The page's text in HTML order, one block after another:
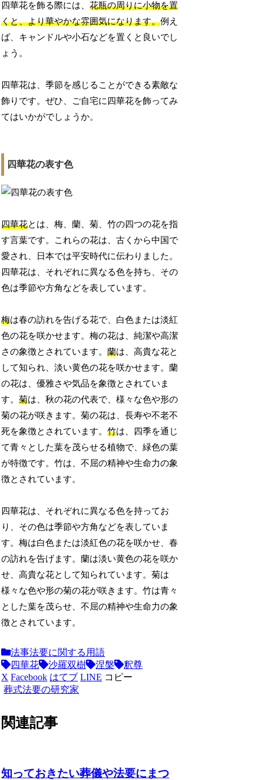
四華花を飾る際には、花瓶の周りに小物を置
くと、より華やかな雰囲気になります。例え
ば、キャンドルや小石などを置くと良いでし
ょう。
四華花は、季節を感じることができる素敵な
飾りです。ぜひ、ご自宅に四華花を飾ってみ
てはいかがでしょうか。
四華花の表す色
四華花とは、梅、蘭、菊、竹の四つの花を指
す言葉です。これらの花は、古くから中国で
愛され、日本では平安時代に伝わりました。
四華花は、それぞれに異なる色を持ち、その
色は季節や方角などを表しています。
梅は春の訪れを告げる花で、白色または淡紅
色の花を咲かせます。梅の花は、純潔や高潔
さの象徴とされています。蘭は、高貴な花と
して知られ、淡い黄色の花を咲かせます。蘭
の花は、優雅さや気品を象徴とされていま
す。菊は、秋の花の代表で、様々な色や形の
菊の花が咲きます。菊の花は、長寿や不老不
死を象徴とされています。竹は、四季を通じ
て青々とした葉を茂らせる植物で、緑色の葉
が特徴です。竹は、不屈の精神や生命力の象
徴とされています。
四華花は、それぞれに異なる色を持ってお
り、その色は季節や方角などを表していま
す。梅は白色または淡紅色の花を咲かせ、春
の訪れを告げます。蘭は淡い黄色の花を咲か
せ、高貴な花として知られています。菊は
様々な色や形の菊の花が咲きます。竹は青々
とした葉を茂らせ、不屈の精神や生命力の象
徴とされています。
法事法要に関する用語
四華花
沙羅双樹 涅槃
釈尊
X Facebook はてブ LINE コピー
葬式法要の研究家
関連記事
知っておきたい葬儀や法要にまつ